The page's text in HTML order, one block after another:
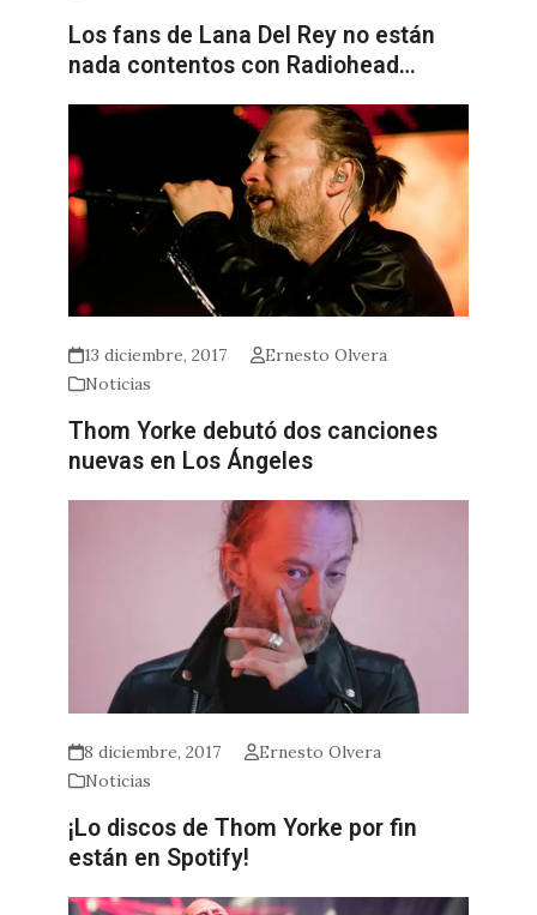
Los fans de Lana Del Rey no están
nada contentos con Radiohead…
13 diciembre, 2017
Ernesto Olvera
Noticias
Thom Yorke debutó dos canciones
nuevas en Los Ángeles
8 diciembre, 2017
Ernesto Olvera
Noticias
¡Lo discos de Thom Yorke por fin
están en Spotify!